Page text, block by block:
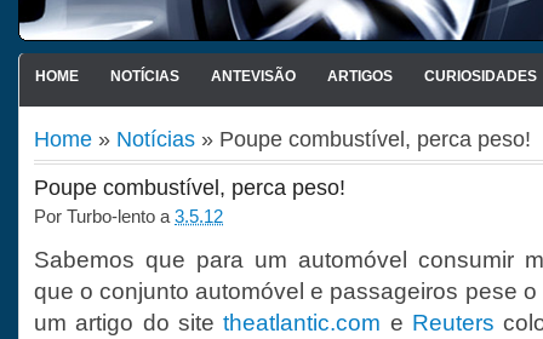
HOME NOTÍCIAS ANTEVISÃO ARTIGOS CURIOSIDADES
Home » Notícias » Poupe combustível, perca peso!
Poupe combustível, perca peso!
Por Turbo-lento a 3.5.12
Sabemos que para um automóvel consumir
que o conjunto automóvel e passageiros pese
um artigo do sitetheatlantic.com e Reuters